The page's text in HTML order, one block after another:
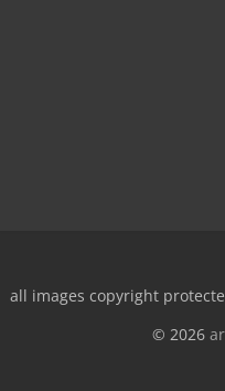
all images copyright
© 2026